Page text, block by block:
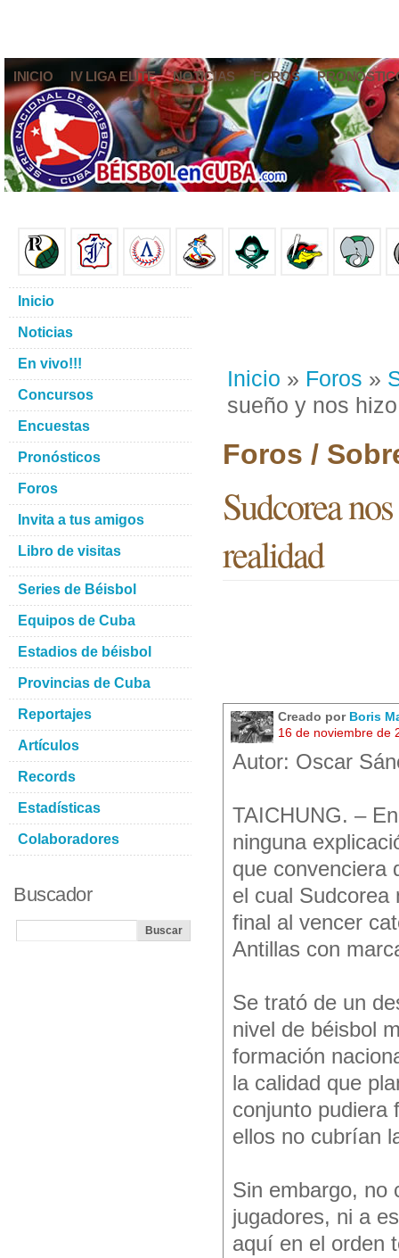
INICIO IV LIGA ELITE NOTICIAS FOROS
Inicio » Foros »
sueño y nos
Foros /
Sudcorea
realidad
Creado por Boris
16 de noviembre de
Autor: Oscar
TAICHUNG. –
ninguna
que convenciera
el cual Sudcorea
final al vencer
Antillas con
Se trató de un
nivel de béisbol
formación
la calidad que
conjunto pudiera
ellos no cubrían
Sin embargo, no
jugadores, ni a
aquí en el orden
Inicio
Noticias
En vivo!!!
Concursos
Encuestas
Pronósticos
Foros
Invita a tus amigos
Libro de visitas
Series de Béisbol
Equipos de Cuba
Estadios de béisbol
Provincias de Cuba
Reportajes
Artículos
Records
Estadísticas
Colaboradores
Buscador